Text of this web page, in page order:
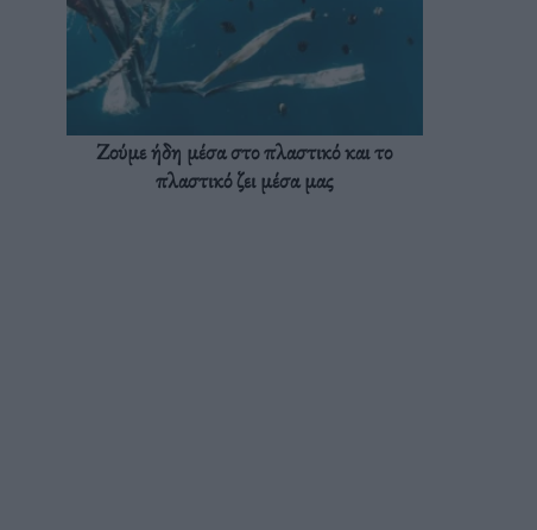
Ζούμε ήδη μέσα στο πλαστικό και το
πλαστικό ζει μέσα μας